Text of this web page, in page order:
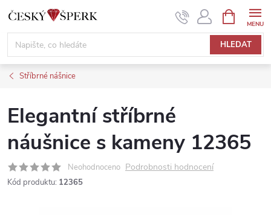
Přejít
obsah
HLEDAT
NÁKUPNÍ
KOŠÍK
Stříbrné nášnice
Elegantní stříbrné
náušnice s kameny 12365
Neohodnoceno Podrobnosti hodnocení
Kód produktu: 12365